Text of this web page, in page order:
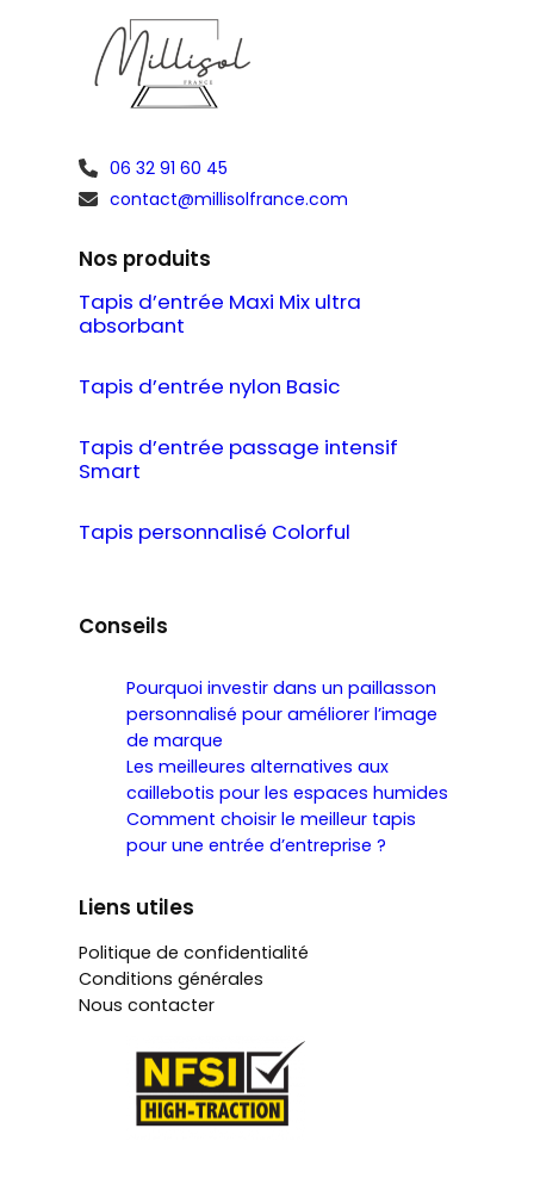
06 32 91 60 45
contact@millisolfrance.com
Nos produits
Tapis d’entrée Maxi Mix ultra
absorbant
Tapis d’entrée nylon Basic
Tapis d’entrée passage intensif
Smart
Tapis personnalisé Colorful
Conseils
Pourquoi investir dans un paillasson
personnalisé pour améliorer l’image
de marque
Les meilleures alternatives aux
caillebotis pour les espaces humides
Comment choisir le meilleur tapis
pour une entrée d’entreprise ?
Liens utiles
Politique de confidentialité
Conditions générales
Nous contacter